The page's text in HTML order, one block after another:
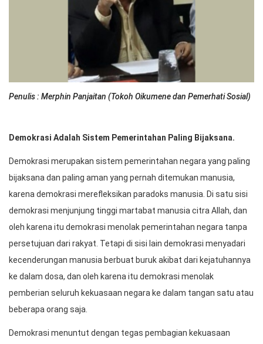
Penulis : Merphin Panjaitan (Tokoh Oikumene dan Pemerhati Sosial)
Demokrasi Adalah Sistem Pemerintahan Paling Bijaksana.
Demokrasi merupakan sistem pemerintahan negara yang paling
bijaksana dan paling aman yang pernah ditemukan manusia,
karena demokrasi merefleksikan paradoks manusia. Di satu sisi
demokrasi menjunjung tinggi martabat manusia citra Allah, dan
oleh karena itu demokrasi menolak pemerintahan negara tanpa
persetujuan dari rakyat. Tetapi di sisi lain demokrasi menyadari
kecenderungan manusia berbuat buruk akibat dari kejatuhannya
ke dalam dosa, dan oleh karena itu demokrasi menolak
pemberian seluruh kekuasaan negara ke dalam tangan satu atau
beberapa orang saja.
Demokrasi menuntut dengan tegas pembagian kekuasaan